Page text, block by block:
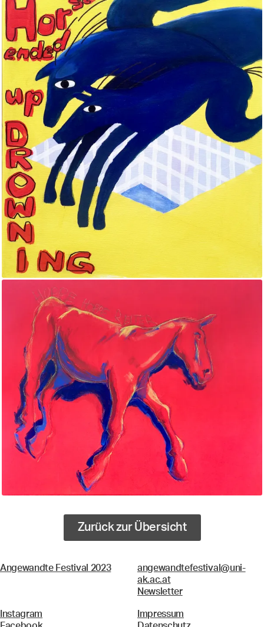
Zurück zur Übersicht
Angewandte Festival 2023
angewandtefestival@uni-
ak.ac.at
Newsletter
Instagram
Impressum